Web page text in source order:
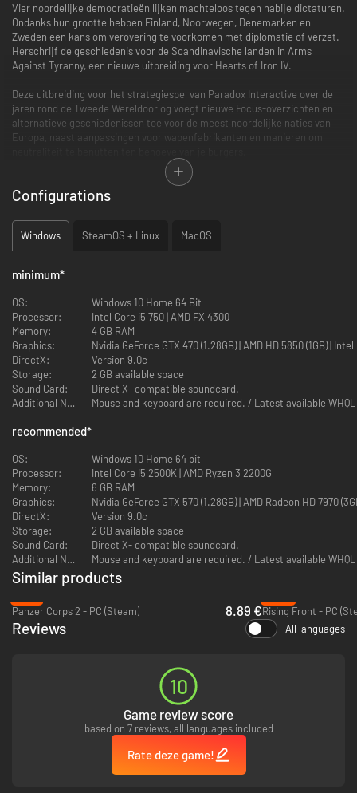
Vier noordelijke democratieën lijken machteloos tegen nabije dictaturen.
Ondanks hun grootte hebben Finland, Noorwegen, Denemarken en
Zweden een kans om verovering te voorkomen met diplomatie of verzet.
Herschrijf de geschiedenis voor de Scandinavische landen in Arms
Against Tyranny, een nieuwe uitbreiding voor Hearts of Iron IV.
Deze uitbreiding voor het strategiespel van Paradox Interactive over de
jaren rond de Tweede Wereldoorlog voegt nieuwe Focus-overzichten en
alternatieve geschiedenissen toe voor de meest noordelijke naties van
Europa, naast aanpassingen voor wapenfabrikanten en manieren om
Configurations
Windows SteamOS + Linux MacOS
minimum*
OS:
Windows 10 Home 64 Bit
Processor:
Intel Core i5 750 | AMD FX 4300
Memory:
4 GB RAM
Graphics:
Nvidia GeForce GTX 470 (1.28GB) | AMD HD 5850 (1GB) |
DirectX:
Version 9.0c
Storage:
2 GB available space
Sound Card:
Direct X- compatible soundcard.
Additional Notes:
recommended*
OS:
Windows 10 Home 64 bit
Processor:
Intel Core i5 2500K | AMD Ryzen 3 2200G
Memory:
6 GB RAM
Graphics:
Nvidia GeForce GTX 570 (1.28GB) | AMD Radeon HD 7970
DirectX:
Version 9.0c
Storage:
2 GB available space
Sound Card:
Direct X- compatible soundcard.
Additional Notes:
Mouse and keyboard are required. / Latest available
Similar products
Panzer Corps 2 - PC (Steam)
8.89 €Rising Front - PC
Reviews All languages
10
Game review score
based on 7 reviews, all languages included
Rate deze game!